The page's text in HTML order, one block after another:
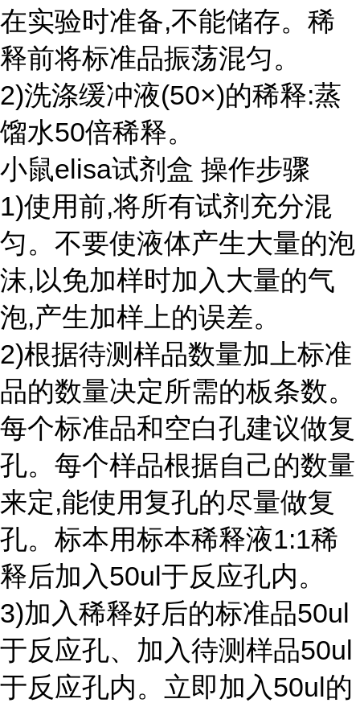
在实验时准备,不能储存。稀
释前将标准品振荡混匀。
2)洗涤缓冲液(50×)的稀释:蒸
馏水50倍稀释。
小鼠elisa试剂盒 操作步骤
1)使用前,将所有试剂充分混
匀。不要使液体产生大量的泡
沫,以免加样时加入大量的气
泡,产生加样上的误差。
2)根据待测样品数量加上标准
品的数量决定所需的板条数。
每个标准品和空白孔建议做复
孔。每个样品根据自己的数量
来定,能使用复孔的尽量做复
孔。标本用标本稀释液1:1稀
释后加入50ul于反应孔内。
3)加入稀释好后的标准品50ul
于反应孔、加入待测样品50ul
于反应孔内。立即加入50ul的